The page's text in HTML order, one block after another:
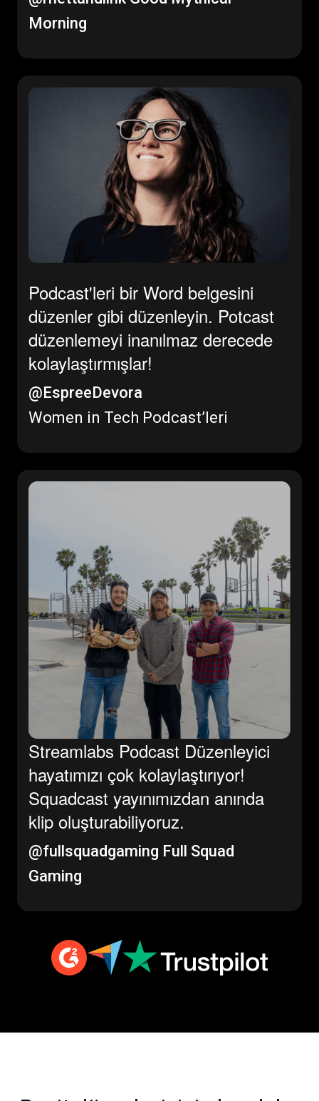
Morning
Podcast'leri bir Word belgesini
düzenler gibi düzenleyin. Potcast
düzenlemeyi inanılmaz derecede
kolaylaştırmışlar!
@EspreeDevora
Women in Tech Podcast’leri
Streamlabs Podcast Düzenleyici
hayatımızı çok kolaylaştırıyor!
Squadcast yayınımızdan anında
klip oluşturabiliyoruz.
@fullsquadgaming Full Squad
Gaming